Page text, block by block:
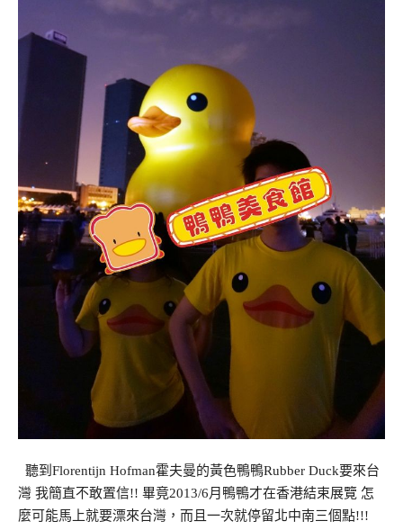
聽到Florentijn Hofman霍夫曼的黃色鴨鴨Rubber Duck要來台
灣 我簡直不敢置信!! 畢竟2013/6月鴨鴨才在香港結束展覽 怎
麼可能馬上就要漂來台灣，而且一次就停留北中南三個點!!!